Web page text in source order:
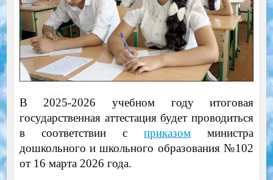
В 2025-2026 учебном году итоговая
государственная аттестация будет проводиться
в соответствии сприказом министра
дошкольного и школьного образования №102
от 16 марта 2026 года.